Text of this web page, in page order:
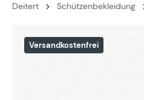
Deitert Schützenbekleidung
Versandkostenfrei